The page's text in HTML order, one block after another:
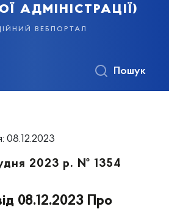
адміністрації)
вебпортал
Пошук
08.12.2023
2023 р. № 1354
08.12.2023 Про